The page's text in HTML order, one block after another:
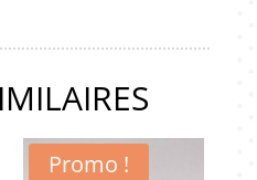
Promo !